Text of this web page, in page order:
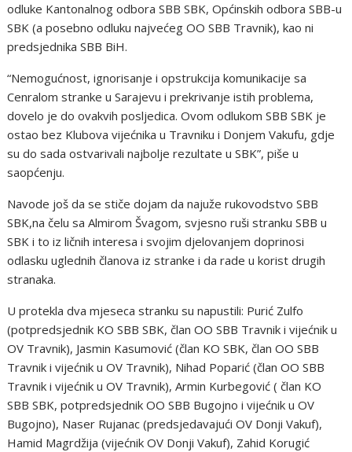
odluke Kantonalnog odbora SBB SBK, Općinskih odbora SBB-u
SBK (a posebno odluku najvećeg OO SBB Travnik), kao ni
predsjednika SBB BiH.
“Nemogućnost, ignorisanje i opstrukcija komunikacije sa
Cenralom stranke u Sarajevu i prekrivanje istih problema,
dovelo je do ovakvih posljedica. Ovom odlukom SBB SBK je
ostao bez Klubova vijećnika u Travniku i Donjem Vakufu, gdje
su do sada ostvarivali najbolje rezultate u SBK”, piše u
saopćenju.
Navode još da se stiče dojam da najuže rukovodstvo SBB
SBK,na čelu sa Almirom Švagom, svjesno ruši stranku SBB u
SBK i to iz ličnih interesa i svojim djelovanjem doprinosi
odlasku uglednih članova iz stranke i da rade u korist drugih
stranaka.
U protekla dva mjeseca stranku su napustili: Purić Zulfo
(potpredsjednik KO SBB SBK, član OO SBB Travnik i vijećnik u
OV Travnik), Jasmin Kasumović (član KO SBK, član OO SBB
Travnik i vijećnik u OV Travnik), Nihad Poparić (član OO SBB
Travnik i vijećnik u OV Travnik), Armin Kurbegović ( član KO
SBB SBK, potpredsjednik OO SBB Bugojno i vijećnik u OV
Bugojno), Naser Rujanac (predsjedavajući OV Donji Vakuf),
Hamid Magrdžija (vijećnik OV Donji Vakuf), Zahid Korugić